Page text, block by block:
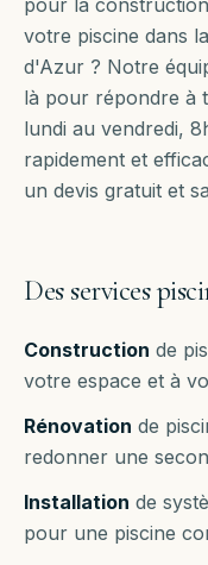
pour la
votre piscine dans
d'Azur ? Notre
là pour répondre à
lundi au vendredi,
rapidement et
un devis gratuit et
Des services
Construction de
votre espace et à
Rénovation de
redonner une
Installation de
pour une piscine